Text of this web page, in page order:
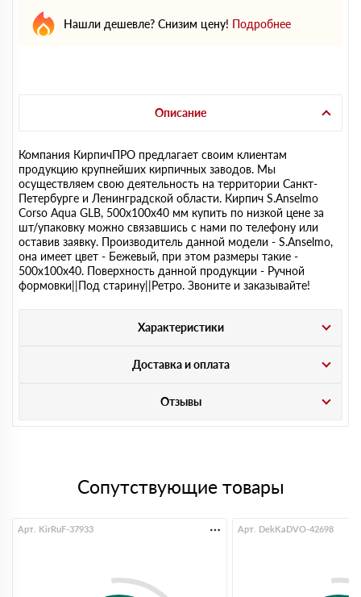
Нашли дешевле? Снизим цену! Подробнее
Описание
Компания КирпичПРО предлагает своим клиентам
продукцию крупнейших кирпичных заводов. Мы
осуществляем свою деятельность на территории Санкт-
Петербурге и Ленинградской области. Кирпич S.Anselmo
Corso Aqua GLB, 500х100х40 мм купить по низкой цене за
шт/упаковку можно связавшись с нами по телефону или
оставив заявку. Производитель данной модели - S.Anselmo,
она имеет цвет - Бежевый, при этом размеры такие -
500х100х40. Поверхность данной продукции - Ручной
формовки||Под старину||Ретро. Звоните и заказывайте!
Характеристики
Доставка и оплата
Отзывы
Сопутствующие товары
Арт. KirRuF-37933 Арт. DekKaDVO-42698